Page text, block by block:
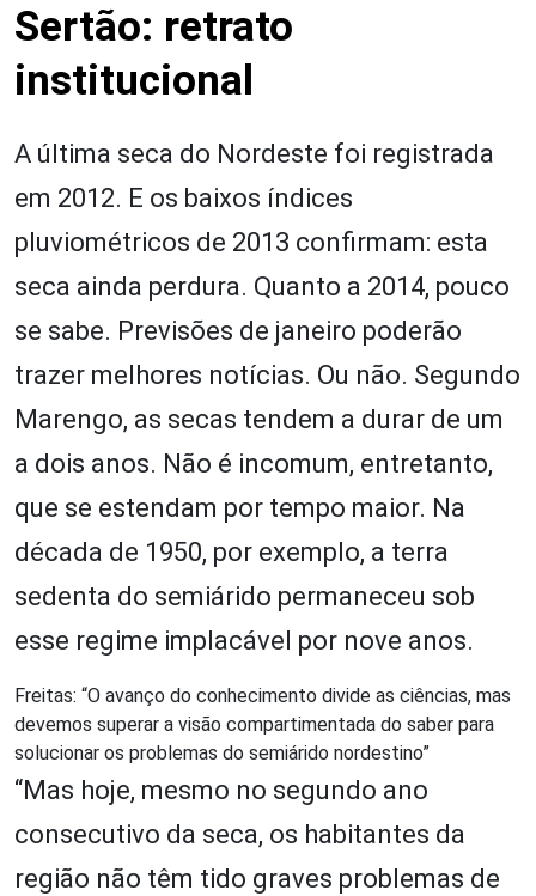
Sertão: retrato
institucional
A última seca do Nordeste foi registrada
em 2012. E os baixos índices
pluviométricos de 2013 confirmam: esta
seca ainda perdura. Quanto a 2014, pouco
se sabe. Previsões de janeiro poderão
trazer melhores notícias. Ou não. Segundo
Marengo, as secas tendem a durar de um
a dois anos. Não é incomum, entretanto,
que se estendam por tempo maior. Na
década de 1950, por exemplo, a terra
sedenta do semiárido permaneceu sob
esse regime implacável por nove anos.
Freitas: “O avanço do conhecimento divide as ciências, mas
devemos superar a visão compartimentada do saber para
solucionar os problemas do semiárido nordestino”
“Mas hoje, mesmo no segundo ano
consecutivo da seca, os habitantes da
região não têm tido graves problemas de